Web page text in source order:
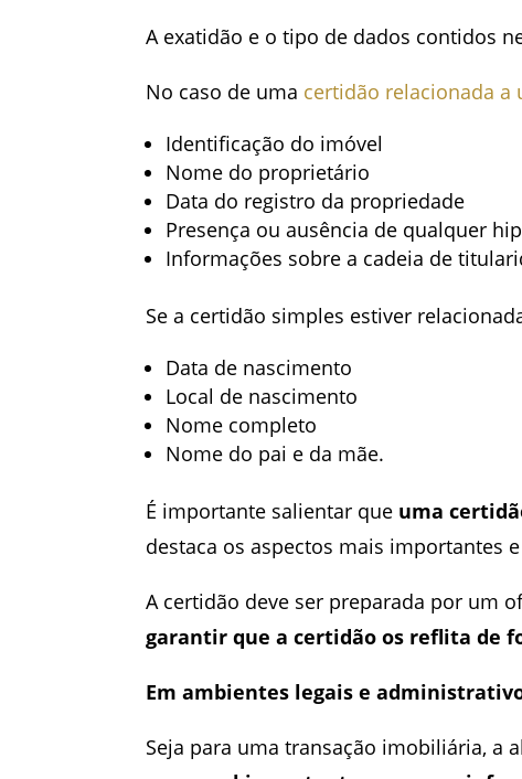
A exatidão e o tipo de dados contidos
No caso de uma certidão relacionada a
Identificação do imóvel
Nome do proprietário
Data do registro da propriedade
Presença ou ausência de qualquer
Informações sobre a cadeia de
Se a certidão simples estiver
Data de nascimento
Local de nascimento
Nome completo
Nome do pai e da mãe.
É importante salientar que uma
destaca os aspectos mais importantes
A certidão deve ser preparada por um
garantir que a certidão os reflita de
Em ambientes legais e
Seja para uma transação imobiliária, a